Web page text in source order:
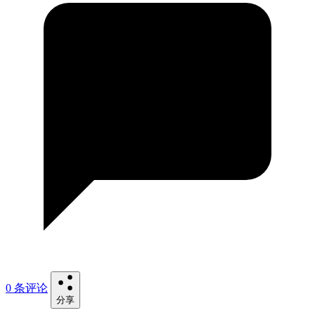
0 条评论
分享